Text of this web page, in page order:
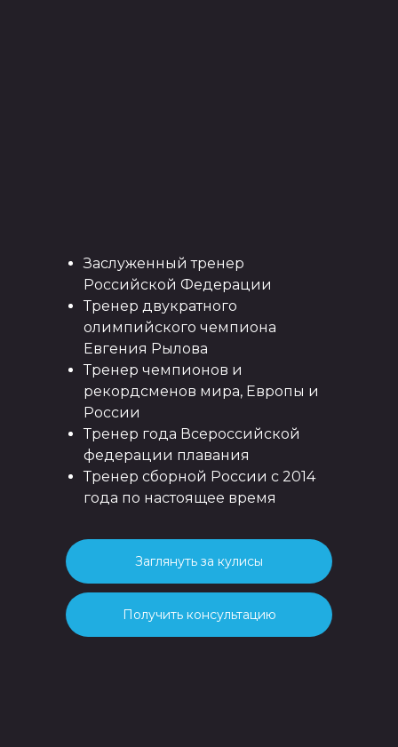
Получить консультацию
Заглянуть за кулисы
Заслуженный тренер
Российской Федерации
Тренер двукратного
олимпийского чемпиона
Евгения Рылова
Тренер чемпионов и
рекордсменов мира, Европы и
России
Тренер года Всероссийской
федерации плавания
Тренер сборной России с 2014
года по настоящее время